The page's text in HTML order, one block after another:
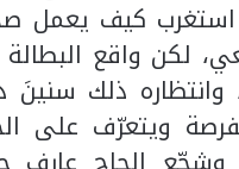
كيف يعمل
لكن واقع
ذلك سنينَ
ويتعرّف على